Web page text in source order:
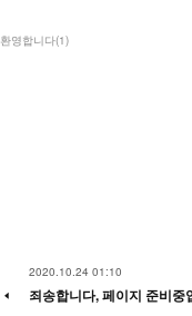
환영합니다(1)
2020.10.24 01:10
죄송합니다, 페이지 준비중